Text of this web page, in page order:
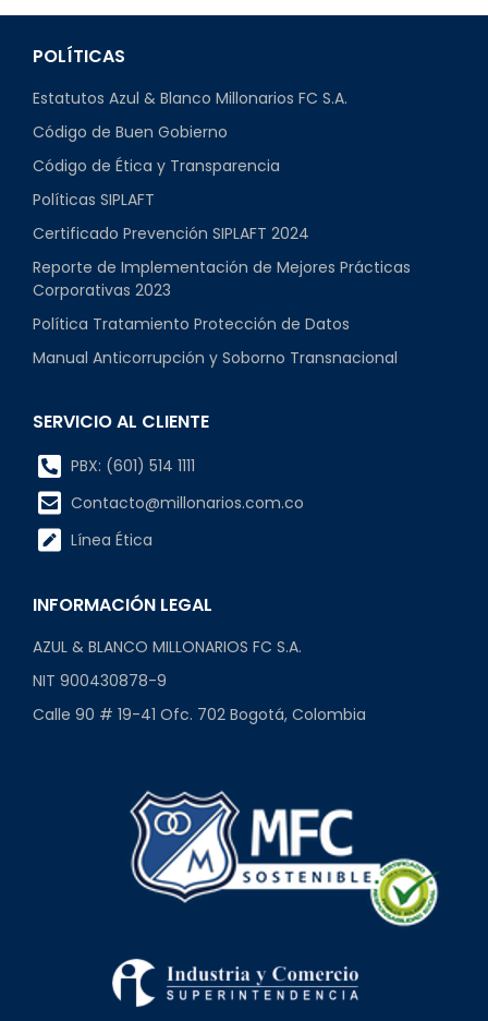
POLÍTICAS
Estatutos Azul & Blanco Millonarios FC S.A.
Código de Buen Gobierno
Código de Ética y Transparencia
Políticas SIPLAFT
Certificado Prevención SIPLAFT 2024
Reporte de Implementación de Mejores Prácticas
Corporativas 2023
Política Tratamiento Protección de Datos
Manual Anticorrupción y Soborno Transnacional
SERVICIO AL CLIENTE
PBX: (601) 514 1111
Contacto@millonarios.com.co
Línea Ética
INFORMACIÓN LEGAL
AZUL & BLANCO MILLONARIOS FC S.A.
NIT 900430878-9
Calle 90 # 19-41 Ofc. 702 Bogotá, Colombia